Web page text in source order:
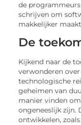
de
schrijven om
makkelijker
De
Kijkend naar de
verwonderen
technologische
geheimen van
manier vinden
ongeneeslijk zijn.
ontwikkelen,